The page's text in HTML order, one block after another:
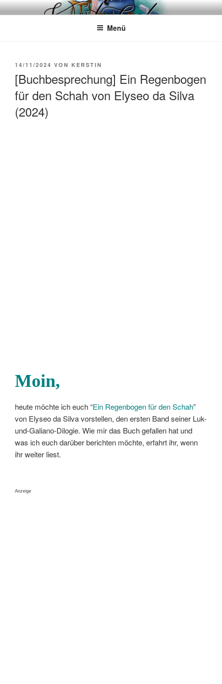
Zum
InhaltWÖRTERKATZE
Von Büchern erzählen
Menü
VERÖFFENTLICHT
14/11/2024 VON KERSTIN
[Buchbesprechung] Ein Regenbogen
für den Schah von Elyseo da Silva
(2024)
Moin,
heute möchte ich euch “Ein Regenbogen für den Schah”
von Elyseo da Silva vorstellen, den ersten Band seiner Luk-
und-Galiano-Dilogie. Wie mir das Buch gefallen hat und
was ich euch darüber berichten möchte, erfahrt ihr, wenn
ihr weiter liest.
Anzeige